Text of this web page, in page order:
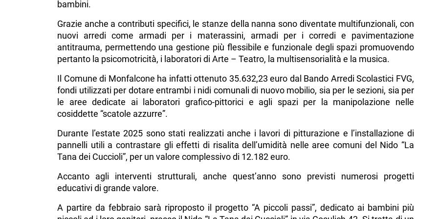
bambini.
Grazie anche a contributi specifici, le stanze della nanna sono diventate multifunzionali, con
nuovi arredi come armadi per i materassini, armadi per i corredi e pavimentazione
antitrauma, permettendo una gestione più flessibile e funzionale degli spazi promuovendo
pertanto la psicomotricità, i laboratori di Arte – Teatro, la multisensorialità e la musica.
Il Comune di Monfalcone ha infatti ottenuto 35.632,23 euro dal Bando Arredi Scolastici FVG,
fondi utilizzati per dotare entrambi i nidi comunali di nuovo mobilio, sia per le sezioni, sia per
le aree dedicate ai laboratori grafico-pittorici e agli spazi per la manipolazione nelle
cosiddette “scatole azzurre”.
Durante l’estate 2025 sono stati realizzati anche i lavori di pitturazione e l’installazione di
pannelli utili a contrastare gli effetti di risalita dell’umidità nelle aree comuni del Nido “La
Tana dei Cuccioli”, per un valore complessivo di 12.182 euro.
Accanto agli interventi strutturali, anche quest’anno sono previsti numerosi progetti
educativi di grande valore.
A partire da febbraio sarà riproposto il progetto “A piccoli passi”, dedicato ai bambini più